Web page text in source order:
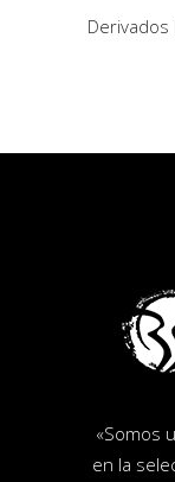
Derivados
«Somos
en la